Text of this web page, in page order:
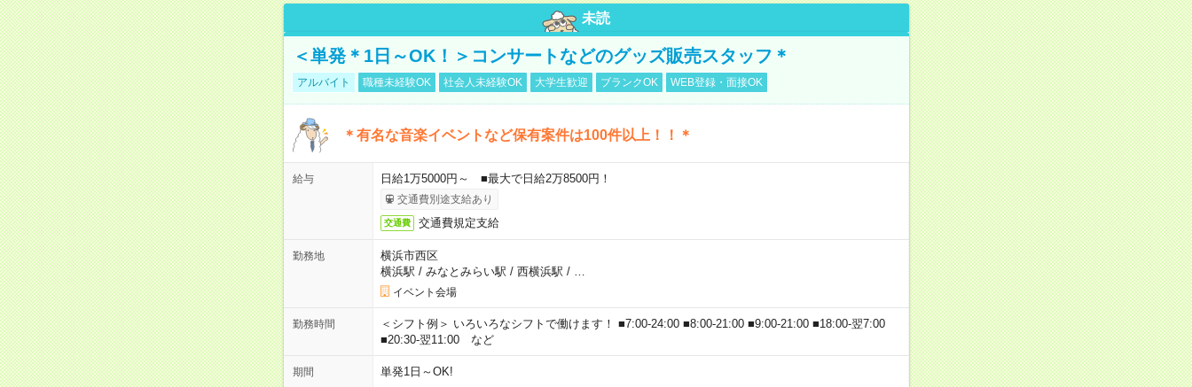
未読
＜単発＊1日～OK！＞コンサートなどのグッズ販売スタッフ＊
アルバイト 職種未経験OK 社会人未経験OK 大学生歓迎 ブランクOK WEB登録・面接OK
＊有名な音楽イベントなど保有案件は100件以上！！＊
給与 日給1万5000円～ ■最大で日給2万8500円！
交通費別途支給あり
交通費 交通費規定支給
勤務地
横浜市西区
横浜駅 / みなとみらい駅 / 西横浜駅 /
イベント会場
勤務時間
＜シフト例＞ いろいろなシフトで働けます！ ■7:00-24:00 ■8:00-21:00 ■9:00-21:00 ■18:00-翌7:00
■20:30-翌11:00 など
期間 単発1日～OK!